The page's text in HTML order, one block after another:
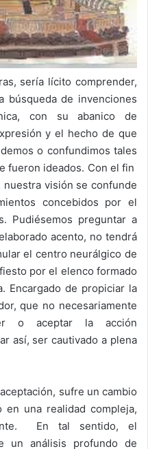
sería lícito comprender,
búsqueda de invenciones
con su abanico de
y el hecho de que
o confundimos tales
fueron ideados. Con el fin
visión se confunde
concebidos por el
Pudiésemos preguntar a
acento, no tendrá
el centro neurálgico de
por el elenco formado
Encargado de propiciar la
que no necesariamente
o aceptar la acción
así, ser cautivado a plena
sufre un cambio
en una realidad compleja,
En tal sentido, el
un análisis profundo de